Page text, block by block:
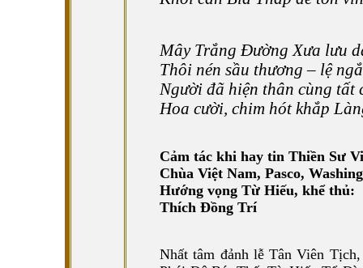
Mây Trắng Đường Xưa lưu
Thôi nén sầu thương – lệ
Người đã hiện thân cùng tất
Hoa cười, chim hót khắp
Cảm tác khi hay tin Thiền Sư
Chùa Việt Nam, Pasco,
Hướng vọng Từ Hiếu, khể thủ:
Thích Đồng Trí
Nhất tâm đảnh lễ Tân Viên